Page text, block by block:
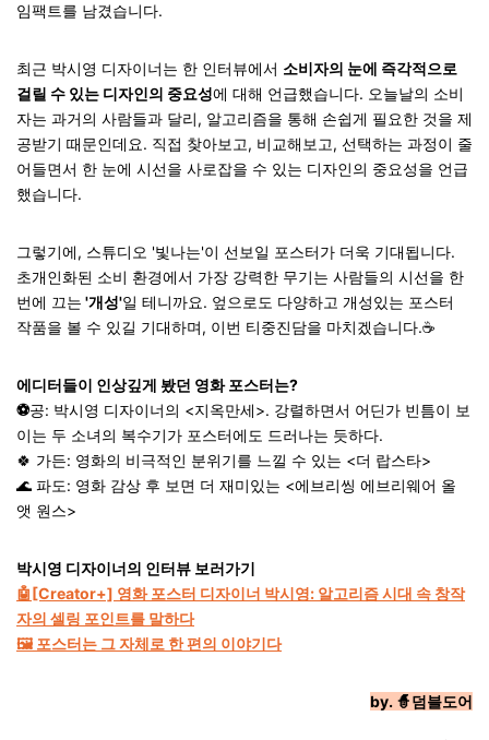
임팩트를 남겼습니다.
최근 박시영 디자이너는 한 인터뷰에서 소비자의 눈에 즉각적으로
걸릴 수 있는 디자인의 중요성에 대해 언급했습니다. 오늘날의 소비
자는 과거의 사람들과 달리, 알고리즘을 통해 손쉽게 필요한 것을 제
공받기 때문인데요. 직접 찾아보고, 비교해보고, 선택하는 과정이 줄
어들면서 한 눈에 시선을 사로잡을 수 있는 디자인의 중요성을 언급
했습니다.
그렇기에, 스튜디오 '빛나는'이 선보일 포스터가 더욱 기대됩니다.
초개인화된 소비 환경에서 가장 강력한 무기는 사람들의 시선을 한
번에 끄는 '개성'일 테니까요. 엎으로도 다양하고 개성있는 포스터
작품을 볼 수 있길 기대하며, 이번 티중진담을 마치겠습니다.☕
에디터들이 인상깊게 봤던 영화 포스터는?
⚽️공: 박시영 디자이너의 <지옥만세>. 강렬하면서 어딘가 빈틈이 보
이는 두 소녀의 복수기가 포스터에도 드러나는 듯하다.
🍀 가든: 영화의 비극적인 분위기를 느낄 수 있는 <더 랍스타>
🌊 파도: 영화 감상 후 보면 더 재미있는 <에브리씽 에브리웨어 올
앳 원스>
박시영 디자이너의 인터뷰 보러가기
🤖[Creator+] 영화 포스터 디자이너 박시영: 알고리즘 시대 속 창작
자의 셀링 포인트를 말하다
🖼️ 포스터는 그 자체로 한 편의 이야기다
by. 🧙덤블도어